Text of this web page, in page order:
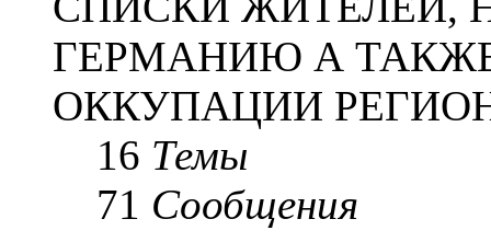
ГЕРМАНИЮ А
ОККУПАЦИИ
16 Темы
71 Сообщения